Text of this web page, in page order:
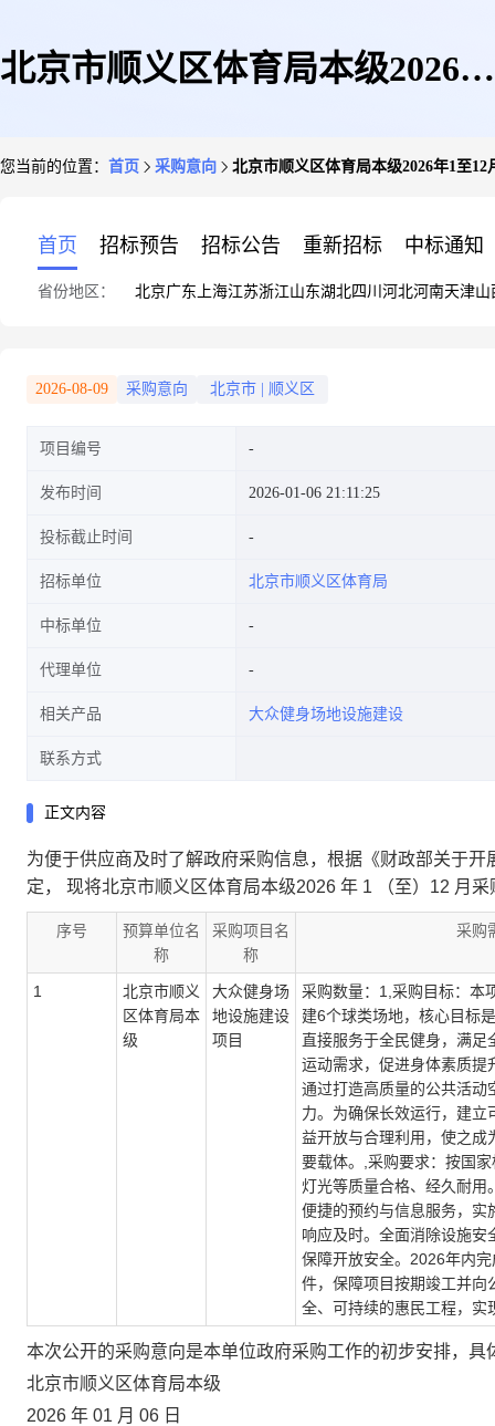
北京市顺义区体育局本级2026年
您当前的位置： 首页 采购意向 北京市顺义区体育局本级2026年1至12
首页 招标预告 招标公告 重新招标 中标通知
省份地区： 北京广东 上海江苏浙江山东湖北四川 河北河南天津山
2026-08-09 采购意向 北京市 顺义区
项目编号
发布时间 2026-01-06 21:11:25
投标截止时间
招标单位 北京市顺义区体育局
中标单位
代理单位
相关产品 大众健身场地设施建设
联系方式
正文内容
为便于供应商及时了解政府采购信息，根据《财政部关于
定， 现将北京市顺义区体育局本级2026 年 1 （至）12 月
序号
预算单位名
称
采购项目名
称
采购
1
北京市顺义
区体育局本
级
大众健身场
地设施建设
项目
采购数量：1,采购目标：本
建6个球类场地，核心目标
直接服务于全民健身，满足
运动需求，促进身体素质提
通过打造高质量的公共活动
力。为确保长效运行，建立
益开放与合理利用，使之成
要载体。,采购要求：按国
灯光等质量合格、经久耐用
便捷的预约与信息服务，实
响应及时。全面消除设施安
保障开放安全。2026年内
件，保障项目按期竣工并向
全、可持续的惠民工程，实
本次公开的采购意向是本单位政府采购工作的初步安排，
北京市顺义区体育局本级
2026 年 01 月 06 日